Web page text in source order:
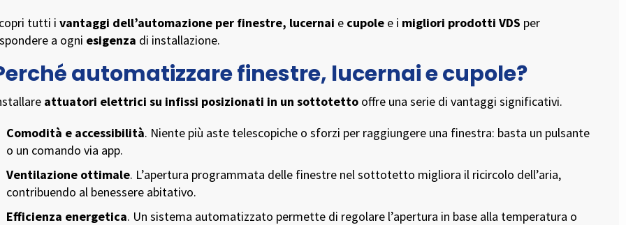
tutti ivantaggi dell’automazione per finestre, lucernai e cupole e i migliori prodotti VDS per
a ogni esigenza di installazione.
automatizzare finestre, lucernai e cupole?
attuatori elettrici su infissi posizionati in un sottotetto offre una serie di vantaggi significativi.
Comodità e accessibilità. Niente più aste telescopiche o sforzi per raggiungere una finestra: basta un pulsante
o un comando via app.
Ventilazione ottimale. L’apertura programmata delle finestre nel sottotetto migliora il ricircolo dell’aria,
contribuendo al benessere abitativo.
Efficienza energetica. Un sistema automatizzato permette di regolare l’apertura in base alla temperatura o